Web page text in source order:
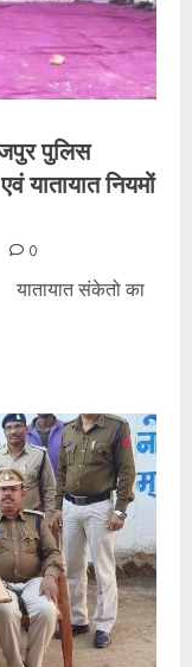
पुलिस
यातायात नियमों
0
संकेतो का